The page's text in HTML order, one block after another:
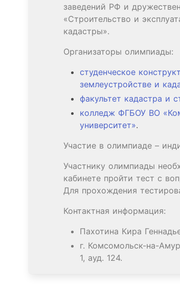
заведений РФ и
«Строительство и
кадастры».
Организаторы олимпиады:
студенческое
землеустройстве и
факультет кадастра и
колледж ФГБОУ ВО
университет».
Участие в олимпиаде –
Участнику олимпиады
кабинете пройти тест с
Для прохождения
Контактная информация:
Пахотина Кира
г. Комсомольск-на-
1, ауд. 124.